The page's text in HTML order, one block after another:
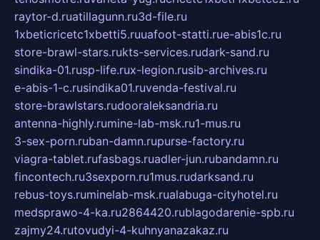
raytor-d.ruatillagunn.ru3d-file.ru
1xbeticricetc1xbetti5.ruuafoot-statti.rue-abis1c.ru
store-brawl-stars.rukts-services.rudark-sand.ru
sindika-01.rusp-life.rux-legion.rusib-archives.ru
e-abis-1-c.rusindika01.ruvenda-festival.ru
store-brawlstars.rudooraleksandria.ru
antenna-highly.rumine-lab-msk.ru1-mus.ru
3-sex-porn.ruban-damn.rupurse-factory.ru
viagra-tablet.rufasbags.ruadler-jun.rubandamn.ru
fincontech.ru3sexporn.ru1mus.rudarksand.ru
rebus-toys.ruminelab-msk.rualabuga-cityhotel.ru
medsprawo-4-ka.ru2864420.rublagodarenie-spb.ru
zajmy24.rutovudyi-4-kuhnyanazakaz.ru